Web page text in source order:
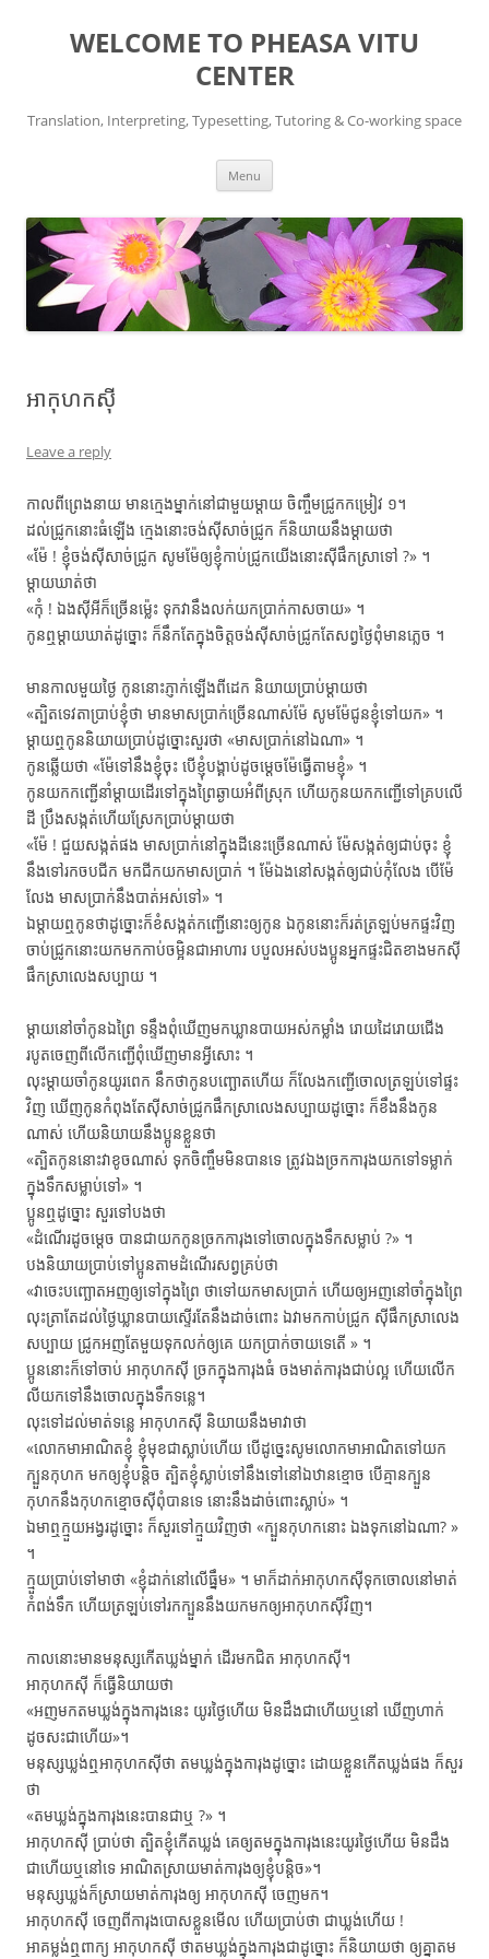
WELCOME TO PHEASA VITU
CENTER
Translation, Interpreting, Typesetting, Tutoring & Co-working space
Menu
អា​កុហក​ស៊ី
Leave a reply
កាល​ពីព្រេងនាយ មាន​ក្មេង​ម្នាក់​នៅ​ជា​មួយ​ម្ដាយ ចិញ្ចឹម​ជ្រូក​កម្រៀវ ១។
ដល់​ជ្រូក​នោះ​ធំ​ឡើង ក្មេង​នោះ​ចង់​ស៊ី​សាច់​ជ្រូក ក៏​និយាយ​នឹង​ម្ដាយ​ថា
«ម៉ែ ! ខ្ញុំ​ចង់​ស៊ី​សាច់​ជ្រូក សូម​ម៉ែ​ឲ្យ​ខ្ញុំ​កាប់​ជ្រូក​យើង​នោះ​ស៊ី​ផឹក​ស្រា​ទៅ ?» ។
ម្ដាយ​ឃាត់​ថា
«កុំ ! ឯង​ស៊ី​អី​ក៏​ច្រើន​ម្ល៉េះ ទុក​វា​នឹង​លក់​យក​ប្រាក់​កាស​ចាយ» ។
កូន​ឮ​ម្ដាយ​ឃាត់​ដូច្នោះ ក៏​នឹក​តែ​ក្នុង​ចិត្ត​ចង់​ស៊ី​សាច់​ជ្រូក​តែ​សព្វ​ថ្ងៃ​ពុំ​មាន​ភ្លេច ។
មាន​កាល​មួយ​ថ្ងៃ​ កូន​នោះ​ភ្ញាក់​ឡើង​ពី​ដេក និយាយ​ប្រាប់​ម្ដាយ​ថា
«ត្បិត​ទេវតា​ប្រាប់​ខ្ញុំ​ថា មាន​មាស​ប្រាក់​ច្រើន​ណាស់​ម៉ែ សូម​ម៉ែ​ជូន​ខ្ញុំ​ទៅ​យក» ។
ម្ដាយ​ឮ​កូន​និយាយ​ប្រាប់​ដូច្នោះ​សួរ​ថា «មាស​ប្រាក់​នៅ​ឯណា» ។
កូន​ឆ្លើយ​ថា «ម៉ែ​ទៅ​នឹង​ខ្ញុំ​ចុះ បើ​ខ្ញុំ​បង្គាប់​ដូចម្ដេច​ម៉ែ​ធ្វើ​តាម​ខ្ញុំ» ។
កូន​យក​កញ្ជើ​នាំ​ម្ដាយ​ដើរ​ទៅ​ក្នុង​ព្រៃ​ឆ្ងាយ​អំពី​ស្រុក ហើយ​កូន​យក​កញ្ជើ​ទៅ​គ្រប​លើ​
ដី ប្រឹង​សង្កត់​ហើយ​ស្រែក​ប្រាប់​ម្ដាយ​ថា
«ម៉ែ ! ជួយ​សង្កត់​ផង មាស​ប្រាក់​នៅ​ក្នុង​ដី​នេះ​ច្រើន​ណាស់ ម៉ែ​សង្កត់​ឲ្យ​ជាប់​ចុះ ខ្ញុំ​
នឹង​ទៅ​រក​ចប​ជីក មក​ជីក​យក​មាស​ប្រាក់ ។ ម៉ែ​ឯង​នៅ​សង្កត់​ឲ្យ​ជាប់​កុំ​លែង បើ​ម៉ែ​
លែង មាស​ប្រាក់​នឹង​បាត់​អស់​ទៅ» ។
ឯ​ម្ដាយ​ឮ​កូន​ថា​ដូច្នោះ​ក៏​ខំ​សង្កត់​កញ្ជើ​នោះ​ឲ្យ​កូន ឯ​កូន​នោះ​ក៏​រត់​ត្រឡប់​មក​ផ្ទះ​វិញ
ចាប់​ជ្រូក​នោះ​យក​មក​កាប់​ចម្អិន​ជា​អាហារ បបួល​អស់​បងប្អូន​អ្នក​ផ្ទះ​ជិត​ខាង​មក​ស៊ី​
ផឹក​ស្រា​លេង​សប្បាយ ។
ម្ដាយ​នៅ​ចាំ​កូន​ឯ​ព្រៃ ទន្ទឹង​ពុំ​ឃើញ​មក​ឃ្លាន​បាយ​អស់​កម្លាំង រោយ​ដៃ​រោយ​ជើង
របូត​ចេញ​ពី​លើ​កញ្ជើ​ពុំ​ឃើញ​មាន​អ្វី​សោះ ។
លុះ​ម្ដាយ​ចាំ​កូន​យូរ​ពេក នឹក​ថា​កូន​បញ្ឆោត​ហើយ ក៏​លែង​កញ្ជើ​ចោល​ត្រឡប់​ទៅ​ផ្ទះ​
វិញ ឃើញ​កូន​កំពុង​តែ​ស៊ី​សាច់​ជ្រូក​ផឹក​ស្រា​លេង​សប្បាយ​ដូច្នោះ ក៏​ខឹង​នឹង​កូន​
ណាស់ ហើយ​និយាយ​នឹង​ប្អូន​ខ្លួន​ថា
«ត្បិត​កូន​នោះ​វា​ខូច​ណាស់ ទុក​ចិញ្ចឹម​មិន​បាន​ទេ ត្រូវ​ឯង​ច្រក​ការុង​យក​ទៅ​ទម្លាក់​
ក្នុង​ទឹក​សម្លាប់​ទៅ» ។
ប្អូន​ឮ​ដូច្នោះ សួរ​ទៅ​បង​ថា
«ដំណើរ​ដូចម្ដេច បាន​ជា​យក​កូន​ច្រក​ការុង​​ទៅ​ចោល​ក្នុង​ទឹក​សម្លាប់ ?» ។
បង​និយាយ​ប្រាប់​ទៅ​ប្អូន​តាម​ដំណើរ​សព្វ​គ្រប់​ថា
«វា​ចេះ​បញ្ឆោត​អញ​ឲ្យ​ទៅ​ក្នុង​ព្រៃ ថា​ទៅ​យក​មាស​ប្រាក់ ហើយ​ឲ្យ​អញ​នៅ​ចាំ​ក្នុង​ព្រៃ
លុះ​ត្រា​តែ​ដល់​ថ្ងៃ​ឃ្លាន​បាយ​ស្ទើរ​តែ​នឹង​ដាច់​ពោះ ឯ​វា​មក​កាប់​ជ្រូក ស៊ី​ផឹក​ស្រា​លេង​
សប្បាយ ជ្រូក​អញ​តែ​មួយ​ទុក​លក់​ឲ្យ​គេ យក​ប្រាក់​ចាយ​ទេ​តើ » ។
ប្អូន​នោះ​ក៏​ទៅ​ចាប់​ អា​កុហក​ស៊ី​ ច្រក​ក្នុង​ការុង​ធំ ចង​មាត់​ការុង​ជាប់​ល្អ ហើយ​លើក​
លី​យក​ទៅ​នឹង​ចោល​ក្នុង​ទឹក​ទន្លេ។
លុះ​ទៅ​ដល់​មាត់​ទន្លេ​ អា​កុហក​ស៊ី និយាយ​នឹង​មា​វា​ថា
«លោក​មា​អាណិត​ខ្ញុំ ខ្ញុំ​មុខ​ជា​ស្លាប់​ហើយ បើ​ដូច្នេះ​សូម​លោក​មា​អាណិត​ទៅ​យក​
ក្បួន​កុហក មក​ឲ្យ​ខ្ញុំ​បន្តិច ត្បិត​ខ្ញុំ​ស្លាប់​ទៅ​នឹង​ទៅ​នៅ​ឯ​ឋាន​ខ្មោច បើ​គ្មាន​ក្បួន​
កុហក​នឹង​កុហក​ខ្មោច​ស៊ី​ពុំ​បាន​ទេ នោះ​នឹង​ដាច់​ពោះ​ស្លាប់» ។
ឯ​មា​ឮ​ក្មួយ​អង្វរ​ដូច្នោះ ក៏​សួរ​ទៅ​ក្មួយ​វិញ​ថា «ក្បួន​កុហក​នោះ ឯង​ទុក​នៅ​ឯណា? »
។
ក្មួយ​ប្រាប់​ទៅ​មា​ថា «ខ្ញុំ​ដាក់​នៅ​លើ​ធ្នឹម» ។ មា​ក៏​ដាក់​អា​កុហក​ស៊ី​ទុក​ចោល​នៅ​មាត់​
កំពង់​ទឹក ហើយ​ត្រឡប់​ទៅ​រក​ក្បួន​នឹង​យក​មក​ឲ្យ​អា​កុហក​ស៊ី​វិញ។
កាល​នោះ​មាន​មនុស្ស​កើត​ឃ្លង់​ម្នាក់ ដើរ​មក​ជិត​ អា​កុហក​ស៊ី។
អា​កុហក​ស៊ី ក៏​ធ្វើ​និយាយ​ថា
«អញ​មក​តម​ឃ្លង់​ក្នុង​ការុង​នេះ យូរ​ថ្ងៃ​ហើយ មិន​ដឹង​ជា​ហើយ​ឬ​នៅ ឃើញ​ហាក់​
ដូច​សះ​ជា​ហើយ»។
មនុស្ស​ឃ្លង់​ឮ​អា​កុហក​ស៊ី​ថា តម​ឃ្លង់​ក្នុង​ការុង​ដូច្នោះ​ ដោយ​ខ្លួន​កើត​ឃ្លង់​ផង ក៏​សួរ​
ថា
«តម​ឃ្លង់​ក្នុង​ការុង​នេះ​បាន​ជា​ឬ ?» ។
អា​កុហក​ស៊ី​ ប្រាប់​ថា​​ ត្បិត​ខ្ញុំ​កើត​ឃ្លង់ គេ​ឲ្យ​តម​ក្នុង​ការុង​នេះ​យូរ​ថ្ងៃ​ហើយ មិន​ដឹង​
ជា​ហើយ​ឬ​នៅ​ទេ​​ អាណិត​ស្រាយ​មាត់​ការុង​ឲ្យ​ខ្ញុំ​បន្តិច»។
មនុស្ស​ឃ្លង់​ក៏​ស្រាយ​មាត់​ការុង​ឲ្យ​ អា​កុហក​ស៊ី​ ចេញ​មក។
អា​កុហក​ស៊ី​ ចេញ​ពី​ការុង​បោស​ខ្លួន​មើល ហើយ​ប្រាប់​ថា​ ជា​ឃ្លង់​ហើយ !
អា​គម្លង់​ឮ​ពាក្យ​ អា​កុហក​ស៊ី​ ថា​តម​ឃ្លង់​ក្នុង​ការុង​ជា​ដូច្នោះ ក៏​និយាយ​ថា ​ឲ្យ​គ្នា​តម​